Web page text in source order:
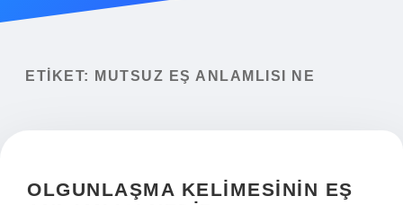
Yasal Uyarı
ETIKET: MUTSUZ EŞ ANLAMLISI NE
OLGUNLAŞMA KELIMESININ EŞ